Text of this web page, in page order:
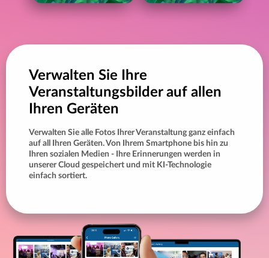
Verwalten Sie Ihre
Veranstaltungsbilder auf allen
Ihren Geräten
Verwalten Sie alle Fotos Ihrer Veranstaltung ganz einfach
auf all Ihren Geräten. Von Ihrem Smartphone bis hin zu
Ihren sozialen Medien - Ihre Erinnerungen werden in
unserer Cloud gespeichert und mit KI-Technologie
einfach sortiert.